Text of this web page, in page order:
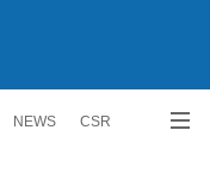
NEWS CSR